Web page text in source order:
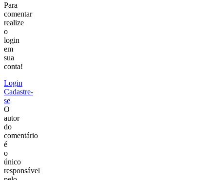
Para
comentar
realize
o
login
em
sua
conta!
Login
Cadastre-
se
O
autor
do
comentário
é
o
único
responsável